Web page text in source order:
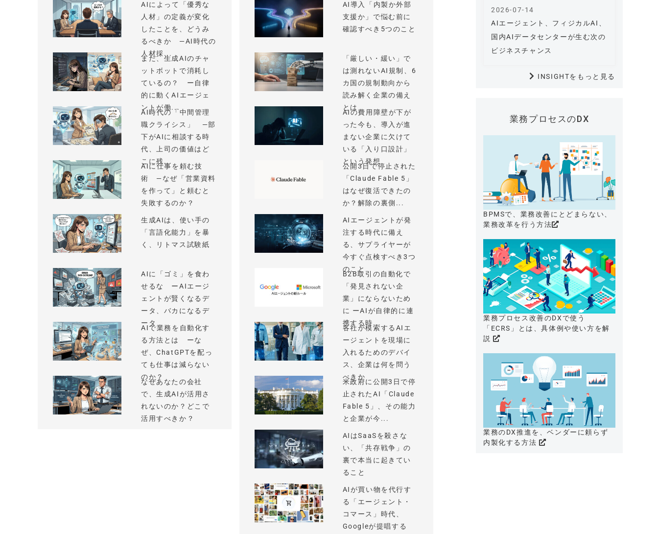
AIによって「優秀な
人材」の定義が変化
したことを、どうみ
るべきか —AI時代の
人材採...
まだ、生成AIのチャ
ットボットで消耗し
ているの？ ー自律
的に動くAIエージェ
ントが働...
AI時代の「中間管理
職クライシス」 —部
下がAIに相談する時
代、上司の価値はど
こに残...
AIに仕事を頼む技
術 —なぜ「営業資料
を作って」と頼むと
失敗するのか？
生成AIは、使い手の
「言語化能力」を暴
く、リトマス試験紙
AIに「ゴミ」を食わ
せるな ーAIエージ
ェントが賢くなるデ
ータ、バカになるデ
ータ
AIで業務を自動化す
る方法とは ーな
ぜ、ChatGPTを配っ
ても仕事は減らない
のか？
なぜあなたの会社
で、生成AIが活用さ
れないのか？どこで
活用すべきか？
AI導入「内製か外部
支援か」で悩む前に
確認すべき5つのこと
「厳しい・緩い」で
は測れないAI規制、6
カ国の規制動向から
読み解く企業の備え
とは
AIの費用障壁が下が
った今も、導入が進
まない企業に欠けて
いる「入り口設計」
という発想
公開3日で停止された
「Claude Fable 5」
はなぜ復活できたの
か？解除の裏側...
AIエージェントが発
注する時代に備え
る、サプライヤーが
今すぐ点検すべき3つ
のこと
B2B取引の自動化で
「発見されない企
業」にならないため
に ーAIが自律的に連
携する時...
各社が模索するAIエ
ージェントを現場に
入れるためのデバイ
ス、企業は何を問う
べきか
米政府に公開3日で停
止されたAI「Claude
Fable 5」、その能力
と企業が今...
AIはSaaSを殺さな
い、「共存戦争」の
裏で本当に起きてい
ること
AIが買い物を代行す
る「エージェント・
コマース」時代、
Googleが提唱する
AIエージェント、フィジカルAI、
国内AIデータセンターが生む次の
ビジネスチャンス
2026-07-14
INSIGHTをもっと見る
業務プロセスのDX
BPMSで、業務改善にとどまらない、
業務改革を行う方法
業務プロセス改善のDXで使う
「ECRS」とは、具体例や使い方を解
説
業務のDX推進を、ベンダーに頼らず
内製化する方法